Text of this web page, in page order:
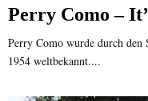
Perry Como –
Perry Como wurde durch den
1954 weltbekannt....